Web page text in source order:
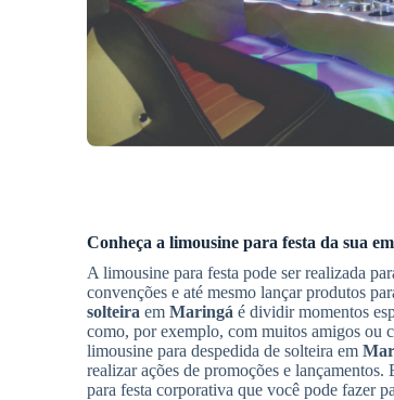
Conheça a limousine para festa da sua
A limousine para festa pode ser realizada
convenções e até mesmo lançar produtos
solteira em Maringá é dividir momentos
como, por exemplo, com muitos amigos ou
limousine para despedida de solteira em
realizar ações de promoções e
para festa corporativa que você pode fazer